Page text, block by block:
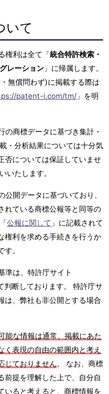
いて
権利は全て「統合特許検索・
レーション 」に帰属します。
無償問わず)に掲載する際は
patent-i.com/tm/ 」を明
の商標データに基づき集計・
・分析結果については十分気
否については保証していませ
いたします。
開データに基づいており、
れている商標公報等と同等の
公報に関して 」に記載されて
権利を求める手続きを行うか
。
準は、特許庁サイト
断しております。 特許庁サ
は、弊社も非公開とする場合
能な情報は通常、掲載にあた
く表現の自由の範囲内と考え
じておりません。 なお、商標
前提を理解した上で、自分自
いると考えると、商標情報を